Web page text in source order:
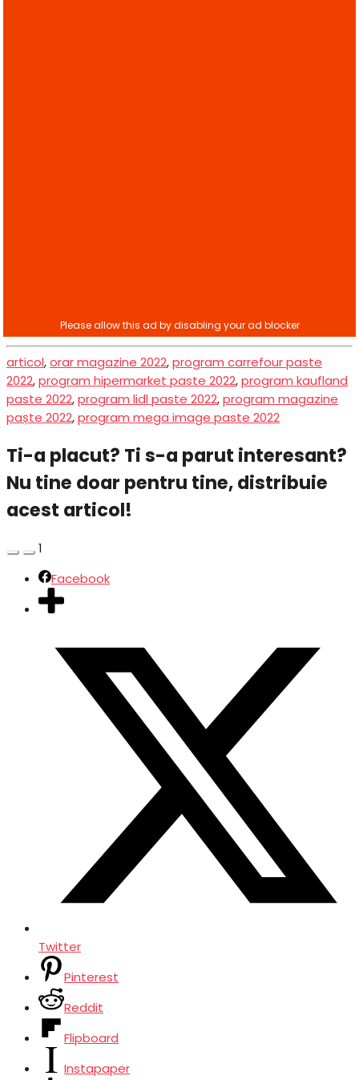
articol,orar magazine 2022,program carrefour paste
2022,program hipermarket paste 2022,program kaufland
paste 2022,program lidl paste 2022,program magazine
paște 2022,program mega image paste 2022
Ti-a placut? Ti s-a parut interesant?
Nu tine doar pentru tine, distribuie
acest articol!
1
Facebook
Twitter
Pinterest
Reddit
Flipboard
Instapaper